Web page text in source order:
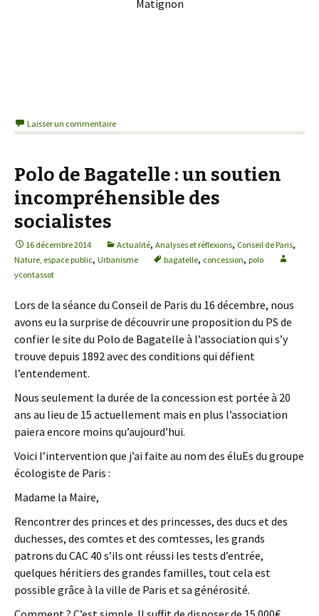
Matignon
Laisser un commentaire
Polo de Bagatelle : un soutien
incompréhensible des
socialistes
16 décembre 2014 Actualité, Analyses et réflexions, Conseil de Paris,
Nature, espace public, Urbanisme bagatelle, concession, polo
ycontassot
Lors de la séance du Conseil de Paris du 16 décembre, nous
avons eu la surprise de découvrir une proposition du PS de
confier le site du Polo de Bagatelle à l’association qui s’y
trouve depuis 1892 avec des conditions qui défient
l’entendement.
Nous seulement la durée de la concession est portée à 20
ans au lieu de 15 actuellement mais en plus l’association
paiera encore moins qu’aujourd’hui.
Voici l’intervention que j’ai faite au nom des éluEs du groupe
écologiste de Paris :
Madame la Maire,
Rencontrer des princes et des princesses, des ducs et des
duchesses, des comtes et des comtesses, les grands
patrons du CAC 40 s’ils ont réussi les tests d’entrée,
quelques héritiers des grandes familles, tout cela est
possible grâce à la ville de Paris et sa générosité.